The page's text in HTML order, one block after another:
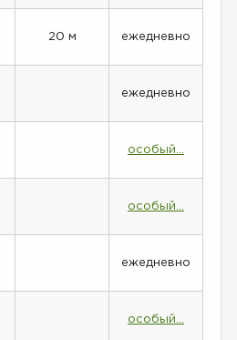
20 м ежедневно
ежедневно
особый...
особый...
ежедневно
особый...